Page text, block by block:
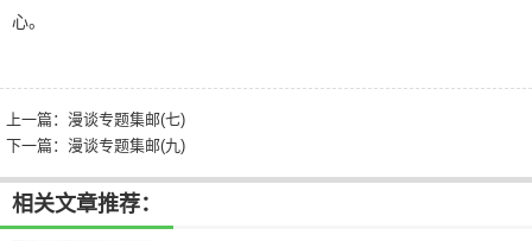
心。
上一篇： 漫谈专题集邮(七)
下一篇： 漫谈专题集邮(九)
相关文章推荐：